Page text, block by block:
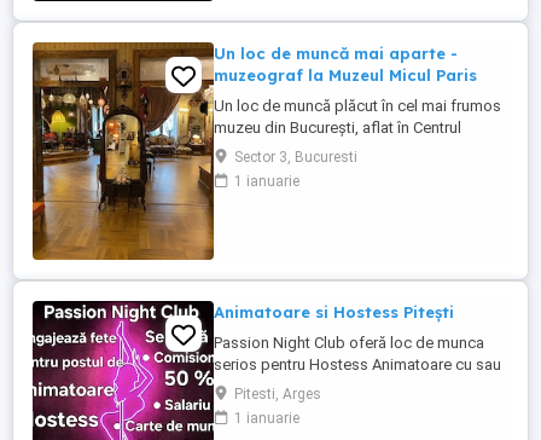
Un loc de muncă mai aparte -
muzeograf la Muzeul Micul Paris
Un loc de muncă plăcut în cel mai frumos
muzeu din București, aflat în Centrul
Istoric. Jobul presupune primirea
vizitatorilor, limba engleză, realizarea unei
prezentări care se învață, vocabular bogat,
Sector 3, Bucuresti
1 ianuarie
Animatoare si Hostess Pitești
Passion Night Club oferă loc de munca
serios pentru Hostess Animatoare cu sau
fără experiență. Nu punem accent pe
aspecul fizic !! Dacă ai peste 18 ani, ești o
fire deschisă, sociabilă și fără inhibiții te
Pitesti, Arges
1 ianuarie